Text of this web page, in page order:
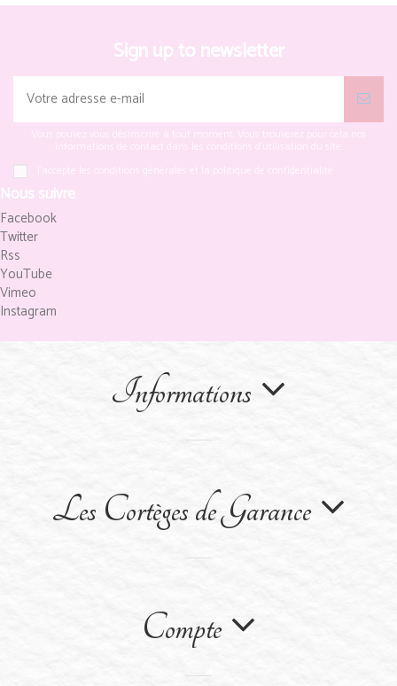
Sign up to newsletter
Nous suivre
Facebook
Twitter
Rss
YouTube
Vimeo
Instagram
Informations
Les Cortèges de Garance
Compte